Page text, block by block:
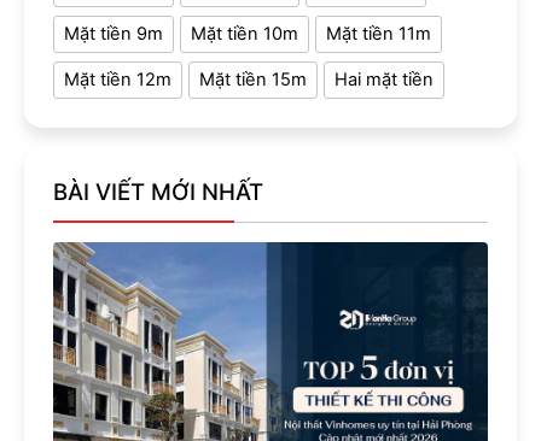
Mặt tiền 9m Mặt tiền 10m Mặt tiền 11m
Mặt tiền 12m Mặt tiền 15m Hai mặt tiền
BÀI VIẾT MỚI NHẤT